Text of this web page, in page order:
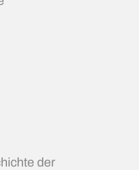
der